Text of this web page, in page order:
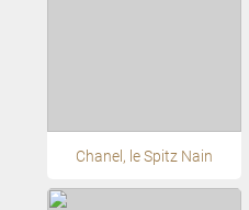
Chanel, le Spitz Nain